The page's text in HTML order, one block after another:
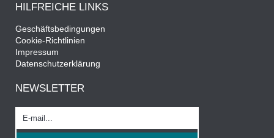
HILFREICHE LINKS
Geschäftsbedingungen
Cookie-Richtlinien
Impressum
Datenschutzerklärung
NEWSLETTER